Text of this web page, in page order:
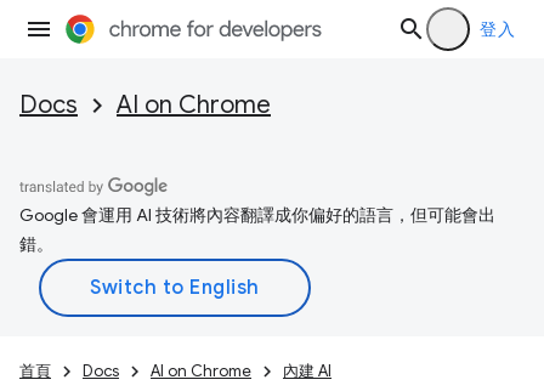
登入
Docs AI on Chrome
Google 會運用 AI 技術將內容翻譯成你偏好的語言，但可能會出
錯。
首頁 Docs AI on Chrome 內建 AI